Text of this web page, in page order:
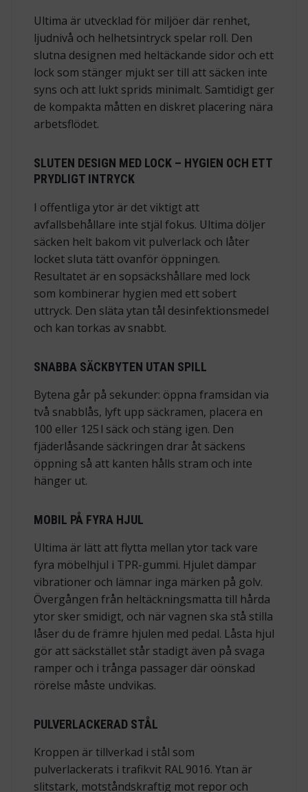
Ultima är utvecklad för miljöer där renhet,
ljudnivå och helhetsintryck spelar roll. Den
slutna designen med heltäckande sidor och ett
lock som stänger mjukt ser till att säcken inte
syns och att lukt sprids minimalt. Samtidigt ger
de kompakta måtten en diskret placering nära
arbetsflödet.
SLUTEN DESIGN MED LOCK – HYGIEN OCH ETT
PRYDLIGT INTRYCK
I offentliga ytor är det viktigt att
avfallsbehållare inte stjäl fokus. Ultima döljer
säcken helt bakom vit pulverlack och låter
locket sluta tätt ovanför öppningen.
Resultatet är en sopsäckshållare med lock
som kombinerar hygien med ett sobert
uttryck. Den släta ytan tål desinfektionsmedel
och kan torkas av snabbt.
SNABBA SÄCKBYTEN UTAN SPILL
Bytena går på sekunder: öppna framsidan via
två snabblås, lyft upp säckramen, placera en
100 eller 125 l säck och stäng igen. Den
fjäderlåsande säckringen drar åt säckens
öppning så att kanten hålls stram och inte
hänger ut.
MOBIL PÅ FYRA HJUL
Ultima är lätt att flytta mellan ytor tack vare
fyra möbelhjul i TPR-gummi. Hjulet dämpar
vibrationer och lämnar inga märken på golv.
Övergången från heltäckningsmatta till hårda
ytor sker smidigt, och när vagnen ska stå stilla
låser du de främre hjulen med pedal. Låsta hjul
gör att säckstället står stadigt även på svaga
ramper och i trånga passager där oönskad
rörelse måste undvikas.
PULVERLACKERAD STÅL
Kroppen är tillverkad i stål som
pulverlackerats i trafikvit RAL 9016. Ytan är
slitstark, motståndskraftig mot repor och